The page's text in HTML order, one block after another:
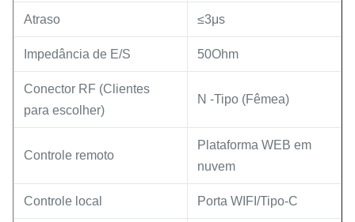
Atraso ≤3μs
Impedância de E/S 50Ohm
Conector RF (Clientes
para escolher)
N -Tipo (Fêmea)
Controle remoto
Plataforma WEB em
nuvem
Controle local Porta WIFI/Tipo-C